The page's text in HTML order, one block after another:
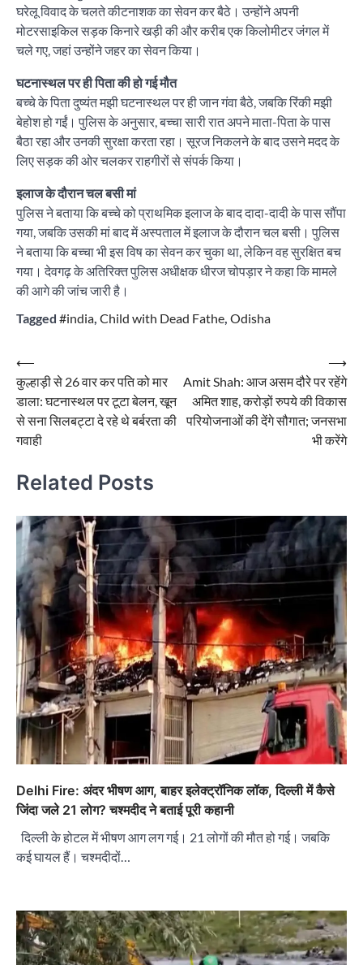
घरेलू विवाद के चलते कीटनाशक का सेवन कर बैठे। उन्होंने अपनी
मोटरसाइकिल सड़क किनारे खड़ी की और करीब एक किलोमीटर जंगल में
चले गए, जहां उन्होंने जहर का सेवन किया।
घटनास्थल पर ही पिता की हो गई मौत
बच्चे के पिता दुष्यंत मझी घटनास्थल पर ही जान गंवा बैठे, जबकि रिंकी मझी
बेहोश हो गईं। पुलिस के अनुसार, बच्चा सारी रात अपने माता-पिता के पास
बैठा रहा और उनकी सुरक्षा करता रहा। सूरज निकलने के बाद उसने मदद के
लिए सड़क की ओर चलकर राहगीरों से संपर्क किया।
इलाज के दौरान चल बसी मां
पुलिस ने बताया कि बच्चे को प्राथमिक इलाज के बाद दादा-दादी के पास सौंपा
गया, जबकि उसकी मां बाद में अस्पताल में इलाज के दौरान चल बसी। पुलिस
ने बताया कि बच्चा भी इस विष का सेवन कर चुका था, लेकिन वह सुरक्षित बच
गया। देवगढ़ के अतिरिक्त पुलिस अधीक्षक धीरज चोपड़ार ने कहा कि मामले
की आगे की जांच जारी है।
Tagged #india Child with Dead Fathe Odisha
Post
navigation
⟵
कुल्हाड़ी से 26 वार कर पति को मार
डाला: घटनास्थल पर टूटा बेलन, खून
से सना सिलबट्टा दे रहे थे बर्बरता की
गवाही
Amit Shah: आज असम दौरे पर रहेंगे
अमित शाह, करोड़ों रुपये की विकास
परियोजनाओं की देंगे सौगात; जनसभा
भी करेंगे
⟶
Related Posts
Delhi Fire: अंदर भीषण आग, बाहर इलेक्ट्रॉनिक लॉक, दिल्ली में कैसे
जिंदा जले 21 लोग? चश्मदीद ने बताई पूरी कहानी
दिल्ली के होटल में भीषण आग लग गई। 21 लोगों की मौत हो गई। जबकि
कई घायल हैं। चश्मदीदों…